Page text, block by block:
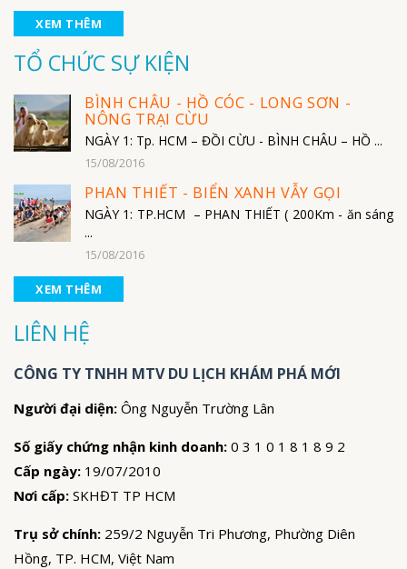
XEM THÊM
TỔ CHỨC SỰ KIỆN
BÌNH CHÂU - HỒ CÓC - LONG SƠN -
NÔNG TRẠI CỪU
NGÀY 1: Tp. HCM – ĐỒI CỪU - BÌNH CHÂU – HỒ ...
15/08/2016
PHAN THIẾT - BIỂN XANH VẪY GỌI
NGÀY 1: TP.HCM – PHAN THIẾT ( 200Km - ăn sáng
...
15/08/2016
XEM THÊM
LIÊN HỆ
CÔNG TY TNHH MTV DU LỊCH KHÁM PHÁ MỚI
Người đại diện: Ông Nguyễn Trường Lân
Số giấy chứng nhận kinh doanh: 0 3 1 0 1 8 1 8 9 2
Cấp ngày: 19/07/2010
Nơi cấp: SKHĐT TP HCM
Trụ sở chính: 259/2 Nguyễn Tri Phương, Phường Diên
Hồng, TP. HCM, Việt Nam